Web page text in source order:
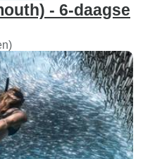
- 6-daagse